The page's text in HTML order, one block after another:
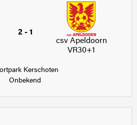
2 - 1
csv Apeldoorn
VR30+1
Kerschoten
Onbekend